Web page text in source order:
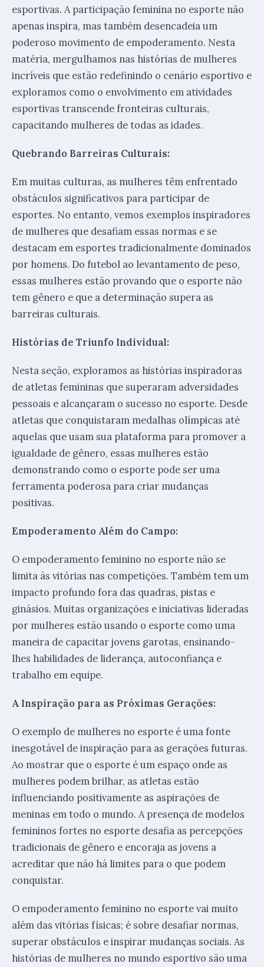
esportivas. A participação feminina no esporte não
apenas inspira, mas também desencadeia um
poderoso movimento de empoderamento. Nesta
matéria, mergulhamos nas histórias de mulheres
incríveis que estão redefinindo o cenário esportivo e
exploramos como o envolvimento em atividades
esportivas transcende fronteiras culturais,
capacitando mulheres de todas as idades.
Quebrando Barreiras Culturais:
Em muitas culturas, as mulheres têm enfrentado
obstáculos significativos para participar de
esportes. No entanto, vemos exemplos inspiradores
de mulheres que desafiam essas normas e se
destacam em esportes tradicionalmente dominados
por homens. Do futebol ao levantamento de peso,
essas mulheres estão provando que o esporte não
tem gênero e que a determinação supera as
barreiras culturais.
Histórias de Triunfo Individual:
Nesta seção, exploramos as histórias inspiradoras
de atletas femininas que superaram adversidades
pessoais e alcançaram o sucesso no esporte. Desde
atletas que conquistaram medalhas olímpicas até
aquelas que usam sua plataforma para promover a
igualdade de gênero, essas mulheres estão
demonstrando como o esporte pode ser uma
ferramenta poderosa para criar mudanças
positivas.
Empoderamento Além do Campo:
O empoderamento feminino no esporte não se
limita às vitórias nas competições. Também tem um
impacto profundo fora das quadras, pistas e
ginásios. Muitas organizações e iniciativas lideradas
por mulheres estão usando o esporte como uma
maneira de capacitar jovens garotas, ensinando-
lhes habilidades de liderança, autoconfiança e
trabalho em equipe.
A Inspiração para as Próximas Gerações:
O exemplo de mulheres no esporte é uma fonte
inesgotável de inspiração para as gerações futuras.
Ao mostrar que o esporte é um espaço onde as
mulheres podem brilhar, as atletas estão
influenciando positivamente as aspirações de
meninas em todo o mundo. A presença de modelos
femininos fortes no esporte desafia as percepções
tradicionais de gênero e encoraja as jovens a
acreditar que não há limites para o que podem
conquistar.
O empoderamento feminino no esporte vai muito
além das vitórias físicas; é sobre desafiar normas,
superar obstáculos e inspirar mudanças sociais. As
histórias de mulheres no mundo esportivo são uma